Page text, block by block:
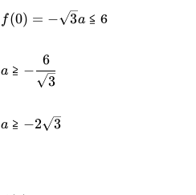
f(0)=-
f(0) = − 3a ≦ 6
a ≧
-\cfrac{6}
{\sqrt{3}}
−
3
6
a ≧ -2\sqrt{3}
−2 3